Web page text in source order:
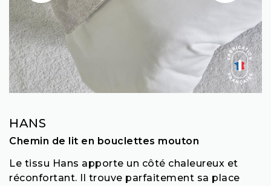
HANS
Chemin de lit en bouclettes mouton
Le tissu Hans apporte un côté chaleureux et
réconfortant. Il trouve parfaitement sa place